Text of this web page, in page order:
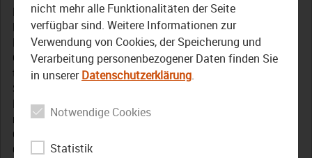
Die Internationale Grüne Woche in Berlin gilt als
Leitmesse für Ernährung, Landwirtschaft und Gartenbau.
Ein Anziehungspunkt ist die Bayernhalle. Dort hat
Oberfranken Offensiv seinen Stand und veranstaltet
traditionell den Oberfrankentag – so wie heuer am
Samstag (21. Januar). Viele Landräte und andere
Kommunalpolitiker zeigten Flagge. Die Gäste der Messe
nehmen den Tag immer gern an, präsentiert sich
Oberfranken doch als Genussregion. Der Blasmusikverein
Oberhaid spielte dazu die passende zünftige Musik.
nicht mehr alle Funktionalitäten der Seite
verfügbar sind. Weitere Informationen zur
Verwendung von Cookies, der Speicherung und
Verarbeitung personenbezogener Daten finden Sie
in unsererDatenschutzerklärung.
Notwendige Cookies
Statistik